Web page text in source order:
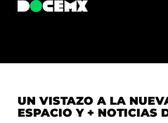
UN VISTAZO A LA
ESPACIO Y + NOTICIAS